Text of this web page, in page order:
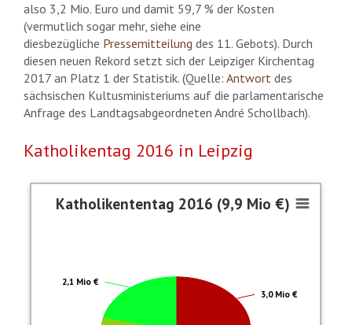
also 3,2 Mio. Euro und damit 59,7 % der Kosten
(vermutlich sogar mehr, siehe eine
diesbezügliche Pressemitteilung des 11. Gebots). Durch
diesen neuen Rekord setzt sich der Leipziger Kirchentag
2017 an Platz 1 der Statistik. (Quelle: Antwort des
sächsischen Kultusministeriums auf die parlamentarische
Anfrage des Landtagsabgeordneten André Schollbach).
Katholikentag 2016 in Leipzig
Katholikententag 2016 (9,9 Mio €)
Katholikententag 2016 (9,9 Mio €)
3,0 Mio €
2,1 Mio €